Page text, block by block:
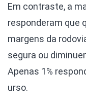
Em contraste, a
responderam que
margens da
segura ou
Apenas 1%
urso.